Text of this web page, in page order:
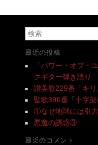
検索
最近の投稿
「パワー・オブ・
クギター弾き語り
讃美歌229番「キ
聖歌396番「十字
①なぜ地球には引
悪魔の誘惑③
最近のコメント